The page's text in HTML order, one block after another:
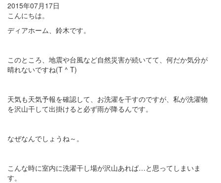
2015年07月17日
こんにちは。
ディアホーム、鈴木です。
このところ、地震や台風など自然災害が続いてて、何だか気分が
晴れないですね(T ^ T)
天気も天気予報を確認して、お洗濯を干すのですが、私が洗濯物
を沢山干して出掛けると必ず雨が降るんです。
なぜなんでしょうね～。
こんな時に室内に洗濯干し場が沢山あれば…と思ってしまいま
す。